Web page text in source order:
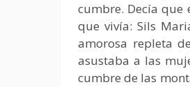
cumbre. Decía que
que vivía: Sils
amorosa repleta
asustaba a las
cumbre de las